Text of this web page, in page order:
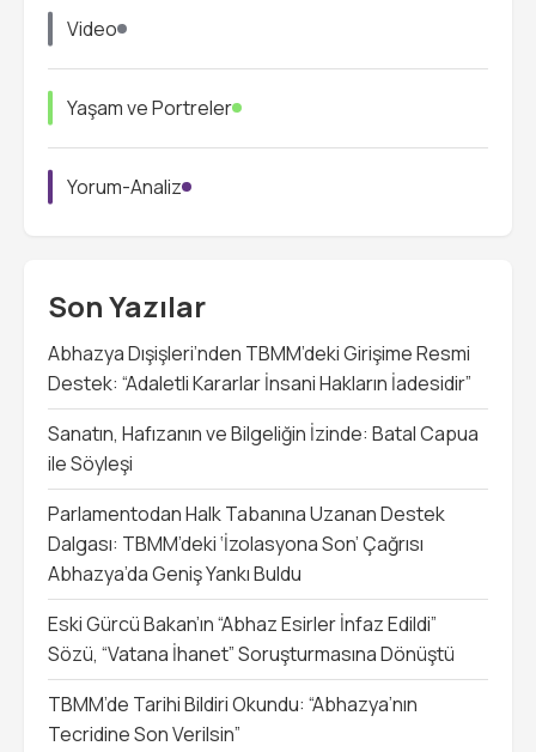
Video
Yaşam ve Portreler
Yorum-Analiz
Son Yazılar
Abhazya Dışişleri’nden TBMM’deki Girişime Resmi
Destek: “Adaletli Kararlar İnsani Hakların İadesidir”
Sanatın, Hafızanın ve Bilgeliğin İzinde: Batal Capua
ile Söyleşi
Parlamentodan Halk Tabanına Uzanan Destek
Dalgası: TBMM’deki ‘İzolasyona Son’ Çağrısı
Abhazya’da Geniş Yankı Buldu
Eski Gürcü Bakan’ın “Abhaz Esirler İnfaz Edildi”
Sözü, “Vatana İhanet” Soruşturmasına Dönüştü
TBMM’de Tarihi Bildiri Okundu: “Abhazya’nın
Tecridine Son Verilsin”